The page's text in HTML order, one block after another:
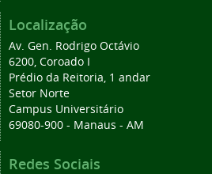
Localização
Av. Gen. Rodrigo Octávio
6200, Coroado I
Prédio da Reitoria, 1 andar
Setor Norte
Campus Universitário
69080-900 - Manaus - AM
Redes Sociais